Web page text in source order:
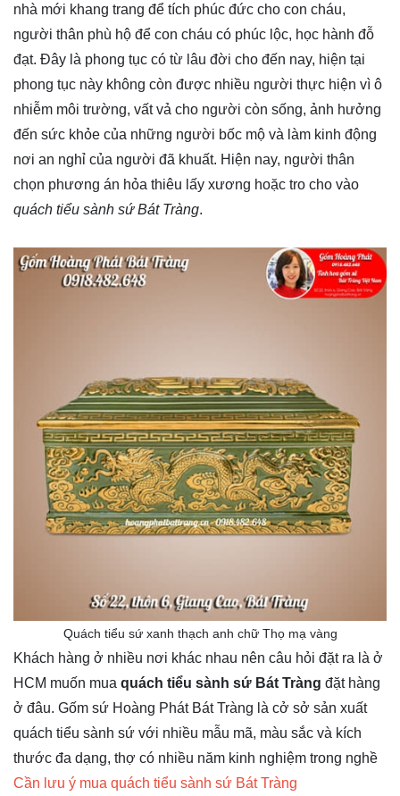
nhà mới khang trang để tích phúc đức cho con cháu,
người thân phù hộ để con cháu có phúc lộc, học hành đỗ
đạt. Đây là phong tục có từ lâu đời cho đến nay, hiện tại
phong tục này không còn được nhiều người thực hiện vì ô
nhiễm môi trường, vất vả cho người còn sống, ảnh hưởng
đến sức khỏe của những người bốc mộ và làm kinh động
nơi an nghỉ của người đã khuất. Hiện nay, người thân
chọn phương án hỏa thiêu lấy xương hoặc tro cho vào
quách tiểu sành sứ Bát Tràng.
Quách tiểu sứ xanh thạch anh chữ Thọ mạ vàng
Khách hàng ở nhiều nơi khác nhau nên câu hỏi đặt ra là ở
HCM muốn mua quách tiểu sành sứ Bát Tràng đặt hàng
ở đâu. Gốm sứ Hoàng Phát Bát Tràng là cở sở sản xuất
quách tiểu sành sứ với nhiều mẫu mã, màu sắc và kích
thước đa dạng, thợ có nhiều năm kinh nghiệm trong nghề
Cần lưu ý mua quách tiểu sành sứ Bát Tràng